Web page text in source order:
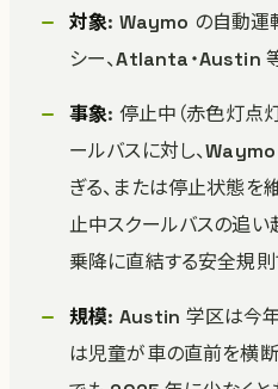
対象: Waymo の自動運
シー、Atlanta・Austin
事象: 停止中（赤色灯点
ールバスに対し、
ぎる、または停止状態を
止中スクールバスの追い
乗降に直結する安全規
規模: Austin 学区は今年
は児童が車の直前を横